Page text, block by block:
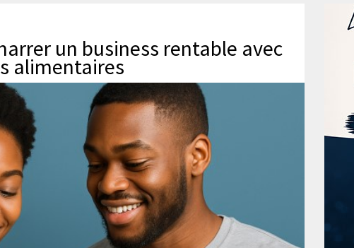
un business rentable avec
alimentaires